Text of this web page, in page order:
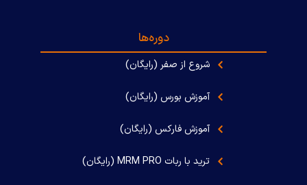
دوره‌ها
شروع از صفر (رایگان)
آموزش بورس (رایگان)
آموزش فارکس (رایگان)
ترید با ربات MRM PRO (رایگان)